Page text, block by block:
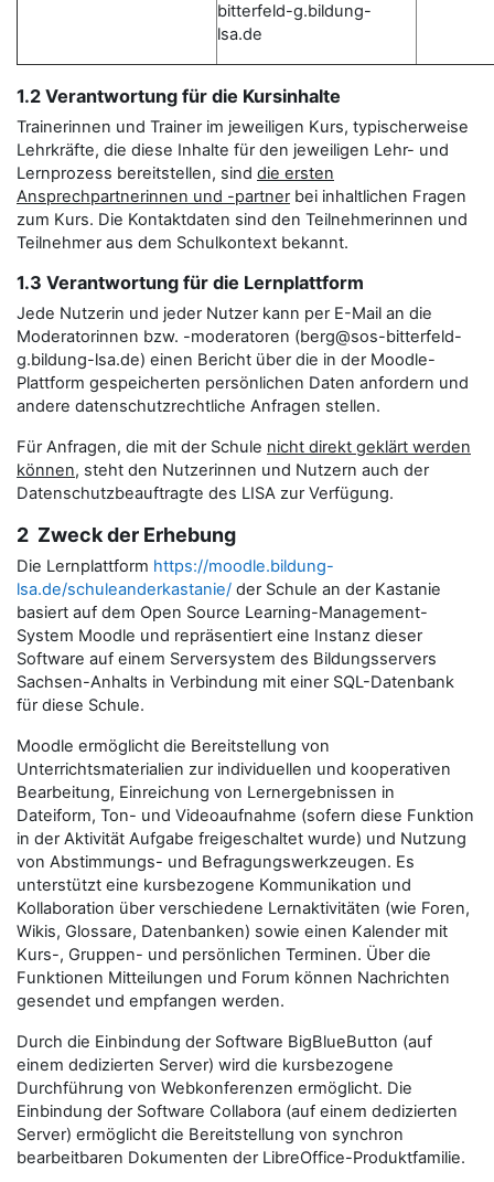
bitterfeld-g.bildung-
lsa.de
1.2 Verantwortung für die Kursinhalte
Trainerinnen und Trainer im jeweiligen Kurs, typischerweise
Lehrkräfte, die diese Inhalte für den jeweiligen Lehr- und
Lernprozess bereitstellen, sind die ersten
Ansprechpartnerinnen und -partnerbei inhaltlichen Fragen
zum Kurs. Die Kontaktdaten sind den Teilnehmerinnen und
Teilnehmer aus dem Schulkontext bekannt.
1.3 Verantwortung für die Lernplattform
Jede Nutzerin und jeder Nutzer kann per E-Mail an die
Moderatorinnen bzw. -moderatoren (berg@sos-bitterfeld-
g.bildung-lsa.de) einen Bericht über die in der Moodle-
Plattform gespeicherten persönlichen Daten anfordern und
andere datenschutzrechtliche Anfragen stellen.
Für Anfragen, die mit der Schule nicht direkt geklärt werden
können, steht den Nutzerinnen und Nutzern auch der
Datenschutzbeauftragte des LISA zur Verfügung.
2 Zweck der Erhebung
Die Lernplattform https://moodle.bildung-
lsa.de/schuleanderkastanie/ der Schule an der Kastanie
basiert auf dem Open Source Learning-Management-
System Moodle und repräsentiert eine Instanz dieser
Software auf einem Serversystem des Bildungsservers
Sachsen-Anhalts in Verbindung mit einer SQL-Datenbank
für diese Schule.
Moodle ermöglicht die Bereitstellung von
Unterrichtsmaterialien zur individuellen und kooperativen
Bearbeitung, Einreichung von Lernergebnissen in
Dateiform, Ton- und Videoaufnahme (sofern diese Funktion
in der Aktivität Aufgabe freigeschaltet wurde) und Nutzung
von Abstimmungs- und Befragungswerkzeugen. Es
unterstützt eine kursbezogene Kommunikation und
Kollaboration über verschiedene Lernaktivitäten (wie Foren,
Wikis, Glossare, Datenbanken) sowie einen Kalender mit
Kurs-, Gruppen- und persönlichen Terminen. Über die
Funktionen Mitteilungen und Forum können Nachrichten
gesendet und empfangen werden.
Durch die Einbindung der Software BigBlueButton (auf
einem dedizierten Server) wird die kursbezogene
Durchführung von Webkonferenzen ermöglicht. Die
Einbindung der Software Collabora (auf einem dedizierten
Server) ermöglicht die Bereitstellung von synchron
bearbeitbaren Dokumenten der LibreOffice-Produktfamilie.